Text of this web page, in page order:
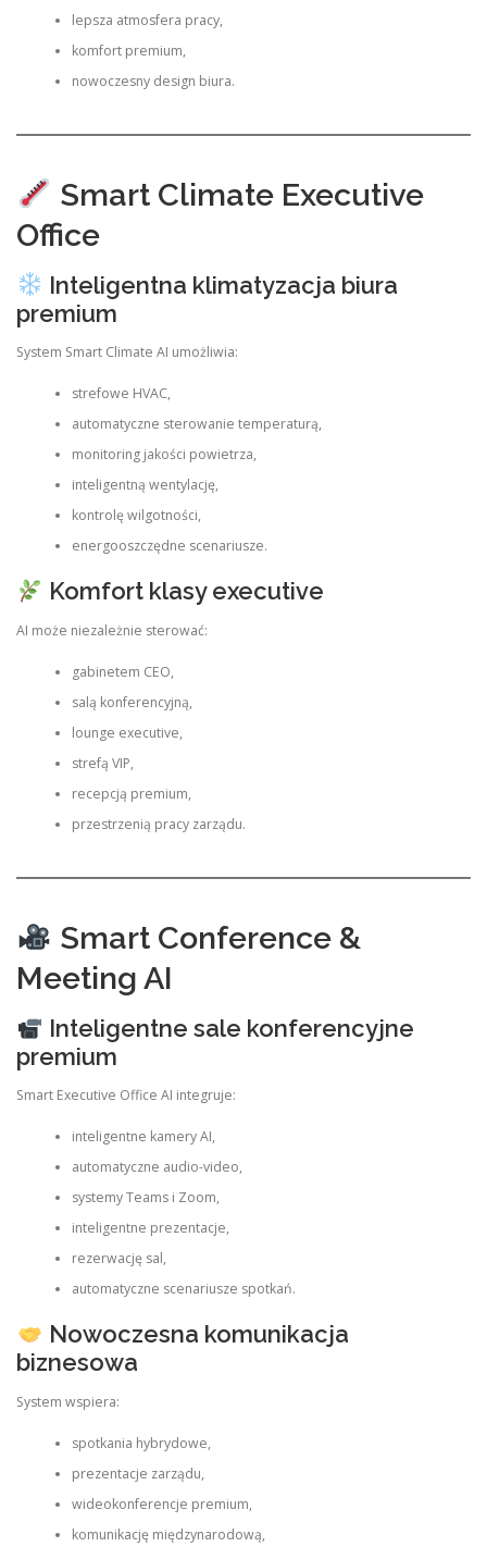
lepsza atmosfera pracy,
komfort premium,
nowoczesny design biura.
Smart Climate Executive
Office
Inteligentna klimatyzacja biura
premium
System Smart Climate AI umożliwia:
strefowe HVAC,
automatyczne sterowanie temperaturą,
monitoring jakości powietrza,
inteligentną wentylację,
kontrolę wilgotności,
energooszczędne scenariusze.
Komfort klasy executive
AI może niezależnie sterować:
gabinetem CEO,
salą konferencyjną,
lounge executive,
strefą VIP,
recepcją premium,
przestrzenią pracy zarządu.
Smart Conference &
Meeting AI
Inteligentne sale konferencyjne
premium
Smart Executive Office AI integruje:
inteligentne kamery AI,
automatyczne audio-video,
systemy Teams i Zoom,
inteligentne prezentacje,
rezerwację sal,
automatyczne scenariusze spotkań.
Nowoczesna komunikacja
biznesowa
System wspiera:
spotkania hybrydowe,
prezentacje zarządu,
wideokonferencje premium,
komunikację międzynarodową,